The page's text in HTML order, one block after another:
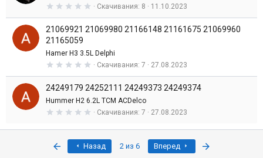
е
з
д
0
0
е
з
Скачивания 8 11.10.2023
21069921 21069980 21166148 21161675 21069960
21165059
Hamer H3 3.5L Delphi
0
0
з
в
е
д
Скачивания 7 27.08.2023
24249179 24252111 24249373 24249374
Hummer H2 6.2L TCM ACDelco
0
0
з
в
Скачивания 7 27.08.2023
ПервыйНазад 2 из 6 Вперед